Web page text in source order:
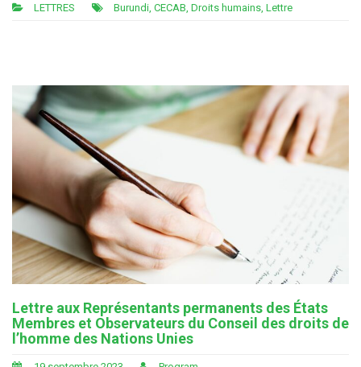
LETTRES Burundi CECAB Droits humains Lettre
Lettre aux Représentants permanents des États
Membres et Observateurs du Conseil des droits de
l’homme des Nations Unies